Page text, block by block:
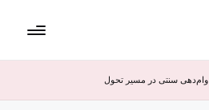
وام‌دهی سنتی در مسیر تحول